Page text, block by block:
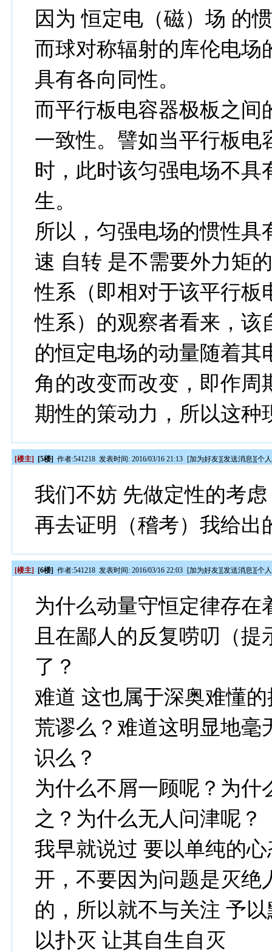
因为 恒定电（磁）场 的
而球对称辐射的库伦电场
具有各向同性。
而平行板电容器极板之间
一致性。譬如当平行板电
时，此时该匀强电场不具
生。
所以，匀强电场的惯性
速 自转 是不需要外力矩
性系（即相对于该平行板
性系）的观察者看来，该
的恒定电场的动量随着其
角的改变而改变，即作周
期性的策动力，所以这
[楼主] [5楼] 作者:541218 发表时间: 2016/03/16 21:13 [加为好友][发送消息][个
我们不妨 先做定性的考
再去证明（稽考）我给出
[楼主] [6楼] 作者:541218 发表时间: 2016/03/16 22:03 [加为好友][发送消息][个
为什么动量守恒定律存在
且在鄙人的反复唠叨（
了？
难道 这也属于深奥难懂
荒谬么？难道这明显地毫
识么？
为什么不屑一顾呢？为什
之？为什么无人问津呢？
我早就说过 要以单纯的
开，不要因为问题是灭绝
的，所以就不与关注 予
以扑灭 让其自生自灭